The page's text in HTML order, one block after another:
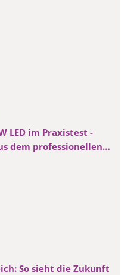
LED im Praxistest -
dem professionellen
So sieht die Zukunft